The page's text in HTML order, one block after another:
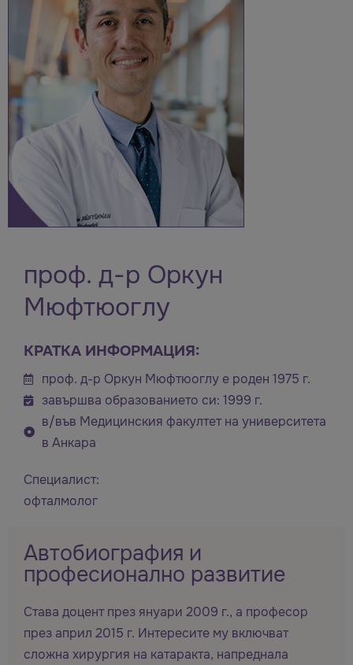
проф. д-р Оркун
Мюфтюоглу
КРАТКА ИНФОРМАЦИЯ:
проф. д-р Оркун Мюфтюоглу е роден 1975 г.
завършва образованието си: 1999 г.
в/във Медицинския факултет на университета
в Анкара
Специалист:
офталмолог
Автобиография и
професионално развитие
Става доцент през януари 2009 г., а професор
през април 2015 г. Интересите му включват
сложна хирургия на катаракта, напреднала